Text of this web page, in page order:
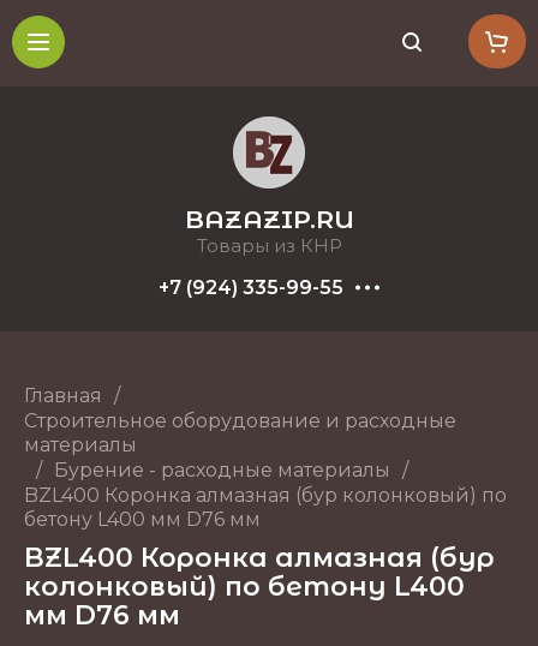
BAZAZIP.RU
Товары из КНР
+7 (924) 335-99-55
Главная
/
Строительное оборудование и расходные
материалы
/
Бурение - расходные материалы
/
BZL400 Коронка алмазная (бур колонковый) по
бетону L400 мм D76 мм
BZL400 Коронка алмазная (бур
колонковый) по бетону L400
мм D76 мм